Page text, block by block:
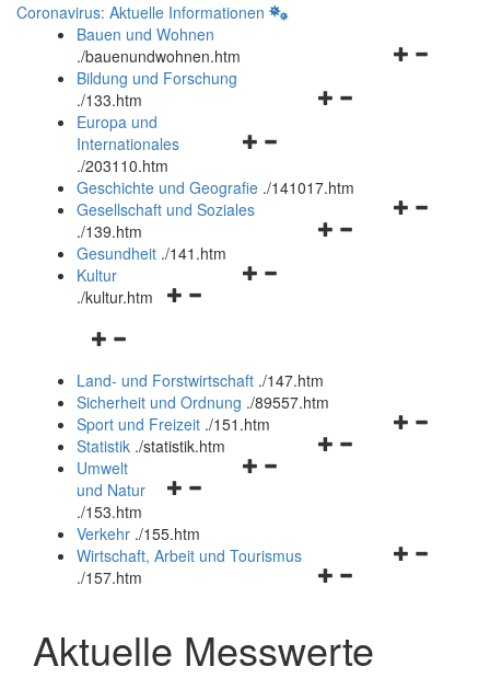
Coronavirus: Aktuelle Informationen
Bauen und Wohnen
./bauenundwohnen.htm
Navigationsmenü
Bildung und Forschung
./133.htm
Navigationsmenü
und
schließen
Europa und
Internationales
./203110.htm
Geschichte und Geografie ./141017.htm
Navigationsmenü
Gesellschaft und Soziales
./139.htm
Navigationsmenü
Gesundheit ./141.htm
Navigationsmenü
Kultur
./kultur.htm
Navigationsmenü
und
schließen
Land- und Forstwirtschaft ./147.htm
Sicherheit und Ordnung ./89557.htm
Navigationsmenü
Sport und Freizeit ./151.htm
Navigationsmenü
Statistik ./statistik.htm
Navigationsmenü
und
schließen
Umwelt
und Natur
./153.htm
Verkehr ./155.htm
Navigationsmenü
schließen
Wirtschaft, Arbeit und Tourismus
./157.htm
Aktuelle Messwerte